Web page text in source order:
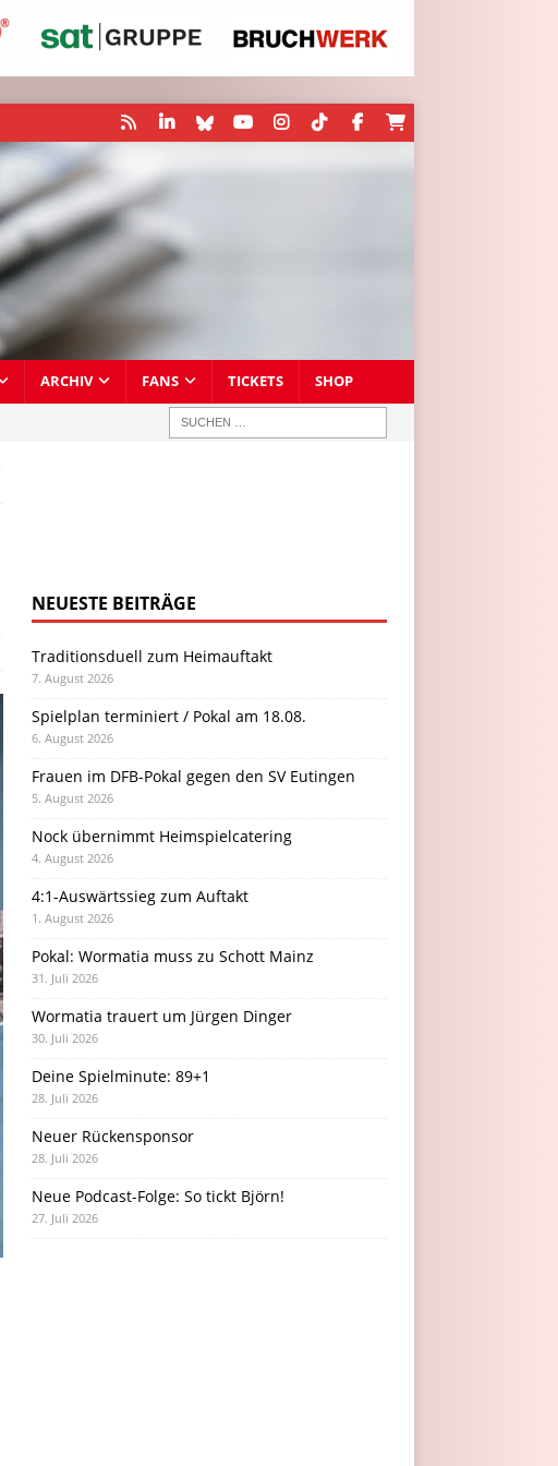
ARCHIV FANS TICKETS SHOP
NEUESTE BEITRÄGE
Traditionsduell zum Heimauftakt
7. August 2026
Spielplan terminiert / Pokal am 18.08.
6. August 2026
Frauen im DFB-Pokal gegen den SV Eutingen
5. August 2026
Nock übernimmt Heimspielcatering
4. August 2026
4:1-Auswärtssieg zum Auftakt
1. August 2026
Pokal: Wormatia muss zu Schott Mainz
31. Juli 2026
Wormatia trauert um Jürgen Dinger
30. Juli 2026
Deine Spielminute: 89+1
28. Juli 2026
Neuer Rückensponsor
28. Juli 2026
Neue Podcast-Folge: So tickt Björn!
27. Juli 2026